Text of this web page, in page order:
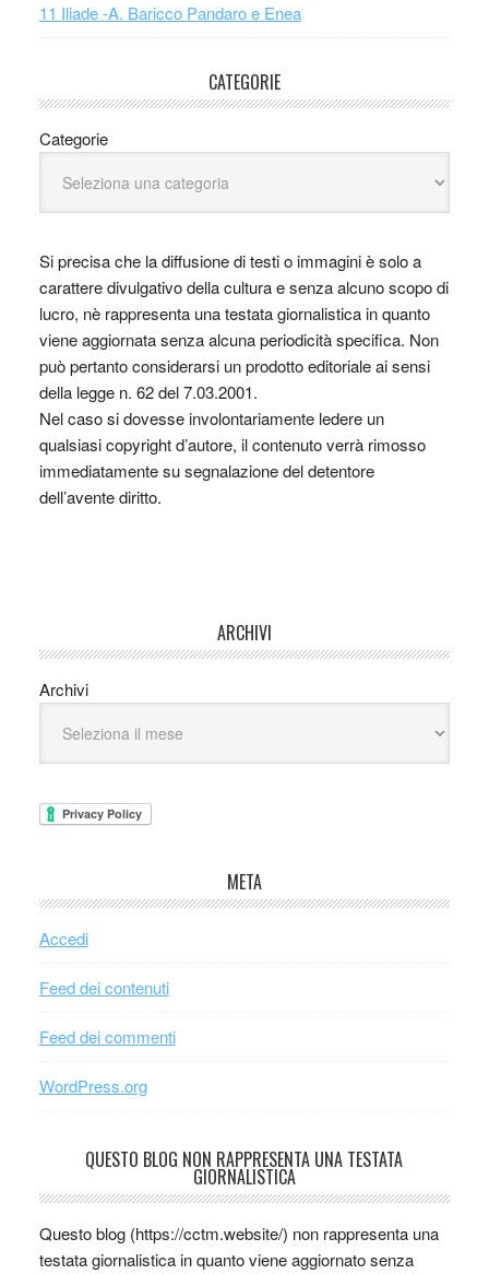
11 Iliade -A. Baricco Pandaro e Enea
CATEGORIE
Categorie
Si precisa che la diffusione di testi o immagini è solo a
carattere divulgativo della cultura e senza alcuno scopo di
lucro, nè rappresenta una testata giornalistica in quanto
viene aggiornata senza alcuna periodicità specifica. Non
può pertanto considerarsi un prodotto editoriale ai sensi
della legge n. 62 del 7.03.2001.
Nel caso si dovesse involontariamente ledere un
qualsiasi copyright d’autore, il contenuto verrà rimosso
immediatamente su segnalazione del detentore
dell’avente diritto.
ARCHIVI
Archivi
META
Accedi
Feed dei contenuti
Feed dei commenti
WordPress.org
QUESTO BLOG NON RAPPRESENTA UNA TESTATA
GIORNALISTICA
Questo blog (https://cctm.website/) non rappresenta una
testata giornalistica in quanto viene aggiornato senza